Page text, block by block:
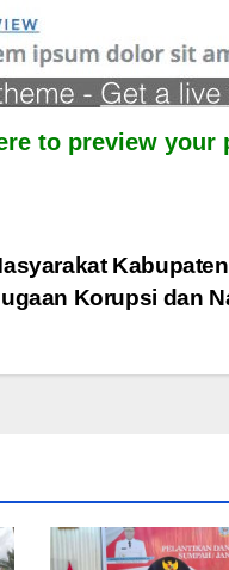
to preview your
Korupsi dan